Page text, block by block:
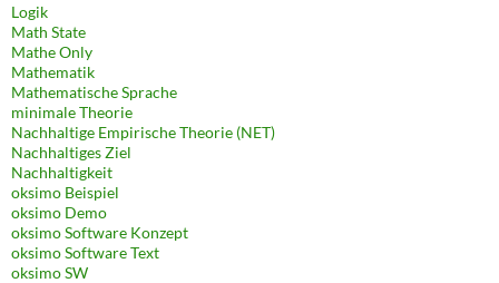
Logik
Math State
Mathe Only
Mathematik
Mathematische Sprache
minimale Theorie
Nachhaltige Empirische Theorie (NET)
Nachhaltiges Ziel
Nachhaltigkeit
oksimo Beispiel
oksimo Demo
oksimo Software Konzept
oksimo Software Text
oksimo SW